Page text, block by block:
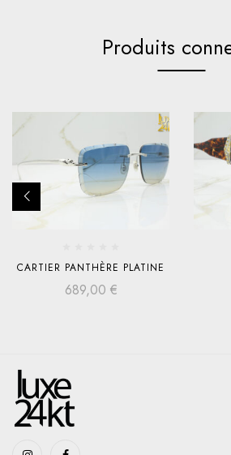
Produits
CARTIER PANTHÈRE PLATINE
689,00 €